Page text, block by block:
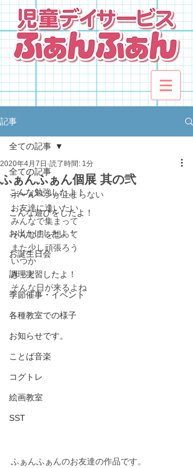
記事
全ての記事
こんな勉強したよ！
こんな遊びをしたよ！
お出かけしたよ！
お誕生日会
調理実習したよ！
季節催事・イベント
各種教室での様子
お知らせです。
ことば音楽
コグトレ
絵画教室
SST
全ての記事
ふぁんふぁん個展 其の弐
2020年4月7日 読了時間: 1分
ボールペンが止まらない
お友達に逢いたい
みんなで集まって
そんな日を想って
また少し頑張ろう
いつか
きっと
そんな日が来るよね
ふぁんふぁんのお友達の作品です。